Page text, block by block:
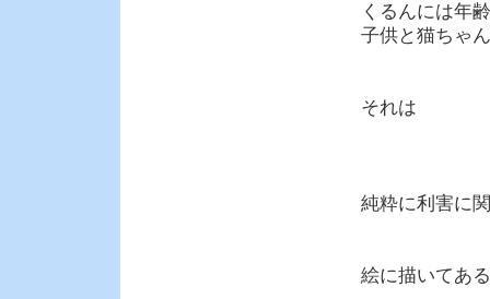
くるんには年
子供と猫ちゃ
それは
純粋に利害に
絵に描いてあ